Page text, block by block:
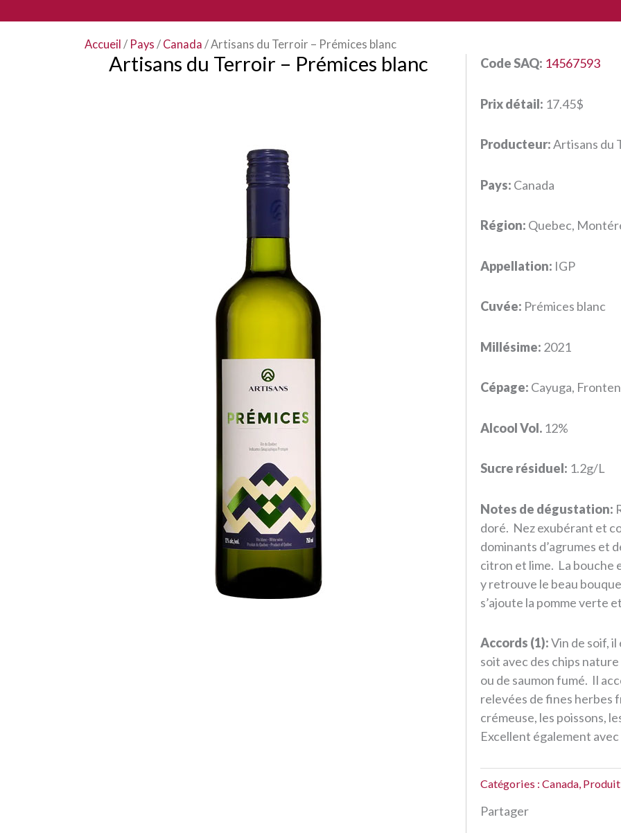
Accueil / Pays / Canada / Artisans du Terroir – Prémices blanc
Artisans du Terroir – Prémices blanc Code SAQ: 14567593
Prix détail: 17.45$
Producteur:Artisans du
Pays: Canada
Région: Quebec,
Appellation: IGP
Cuvée: Prémices blanc
Millésime: 2021
Cépage: Cayuga,
Alcool Vol. 12%
Sucre résiduel: 1.2g/L
Notes de dégustation:
doré. Nez exubérant et
dominants d’agrumes et
citron et lime. La bouche
y retrouve le beau
s’ajoute la pomme verte
Accords (1):Vin de soif,
soit avec des chips
ou de saumon fumé. Il
relevées de fines herbes
crémeuse, les poissons,
Excellent également
Catégories : Canada
Partager